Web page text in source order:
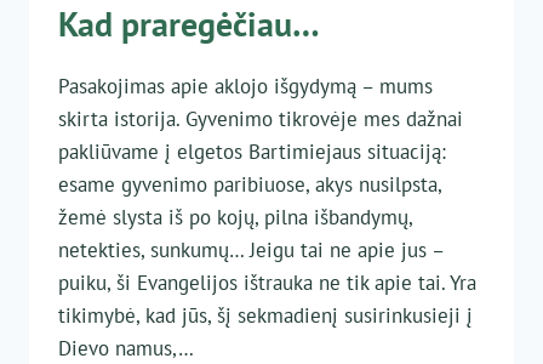
Kad praregėčiau…
Pasakojimas apie aklojo išgydymą – mums
skirta istorija. Gyvenimo tikrovėje mes dažnai
pakliūvame į elgetos Bartimiejaus situaciją:
esame gyvenimo paribiuose, akys nusilpsta,
žemė slysta iš po kojų, pilna išbandymų,
netekties, sunkumų… Jeigu tai ne apie jus –
puiku, ši Evangelijos ištrauka ne tik apie tai. Yra
tikimybė, kad jūs, šį sekmadienį susirinkusieji į
Dievo namus,…